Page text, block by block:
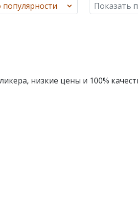
Показать
низкие цены и 100%